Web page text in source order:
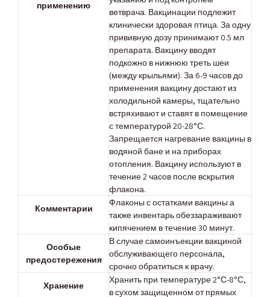
применению
ветврача. Вакцинации подлежит
клинически здоровая птица. За одну
прививную дозу принимают 0.5 мл
препарата. Вакцину вводят
подкожно в нижнюю треть шеи
(между крыльями). За 6-9 часов до
применения вакцину достают из
холодильной камеры, тщательно
встряхивают и ставят в помещение
с температурой 20-28°С.
Запрещается нагревание вакцины в
водяной бане и на приборах
отопления. Вакцину используют в
течение 2 часов после вскрытия
флакона.
Комментарии
Флаконы с остатками вакцины а
также инвентарь обеззараживают
кипячением в течение 30 минут.
Особые
предостережения
В случае самоинъекции вакциной
обслуживающего персонала,
срочно обратиться к врачу.
Хранение
Хранить при температуре 2°С-8°С,
в сухом защищенном от прямых